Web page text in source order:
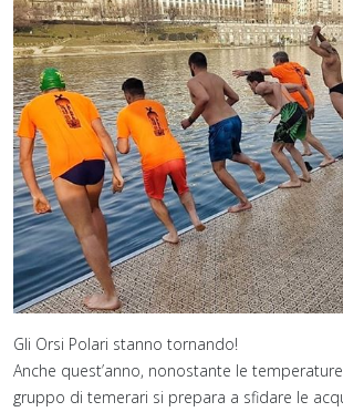
Gli Orsi Polari stanno tornando!
Anche quest’anno, nonostante le
gruppo di temerari si prepara a sfidare le